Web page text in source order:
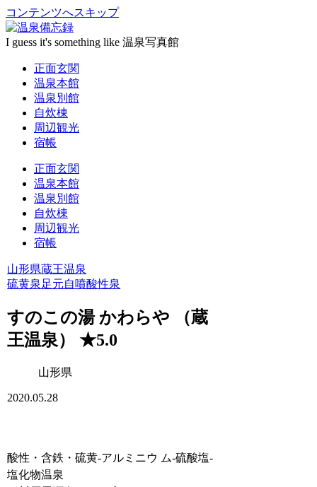
コンテンツへスキップ
I guess it's something like 温泉写真館
正面玄関
温泉本館
温泉別館
自炊棟
周辺観光
宿帳
正面玄関
温泉本館
温泉別館
自炊棟
周辺観光
宿帳
山形県蔵王温泉
硫黄泉 足元自噴酸性泉
すのこの湯 かわらや （蔵
王温泉） ★5.0
山形県
2020.05.28
酸性・含鉄・硫黄-アルミニウ ム-硫酸塩-
塩化物温泉